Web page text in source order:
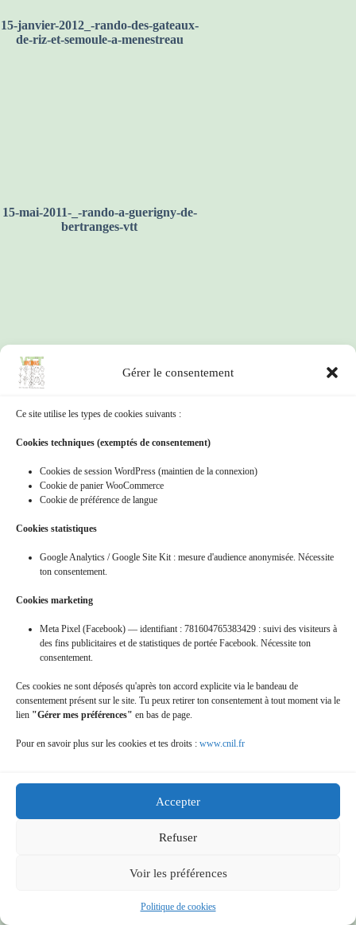
Gérer le consentement
Ce site utilise les types de cookies suivants :
Cookies techniques (exemptés de consentement)
Cookies de session WordPress (maintien de la connexion)
Cookie de panier WooCommerce
Cookie de préférence de langue
Cookies statistiques
Google Analytics / Google Site Kit : mesure d'audience anonymisée. Nécessite
ton consentement.
Cookies marketing
Meta Pixel (Facebook) — identifiant : 781604765383429 : suivi des visiteurs à
des fins publicitaires et de statistiques de portée Facebook. Nécessite ton
consentement.
Ces cookies ne sont déposés qu'après ton accord explicite via le bandeau de
consentement présent sur le site. Tu peux retirer ton consentement à tout moment via le
lien "Gérer mes préférences" en bas de page.
Pour en savoir plus sur les cookies et tes droits : www.cnil.fr
Accepter
Refuser
Voir les préférences
Politique de cookies
15-janvier-2012_-rando-des-gateaux-
15-mai-2011-_-rando-a-guerigny-de-
15-nov-2009_-les-feuilles-dorees-a-
16-oct-2011_-rando-st-patic